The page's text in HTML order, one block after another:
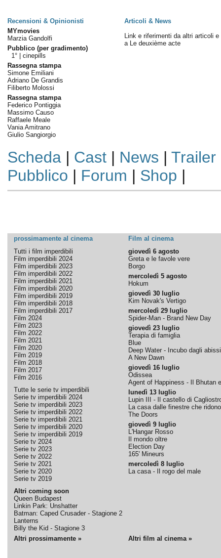
Recensioni & Opinionisti
Articoli & News
MYmovies
Marzia Gandolfi
Pubblico (per gradimento)
1° | cinepills
Rassegna stampa
Simone Emiliani
Adriano De Grandis
Filiberto Molossi
Rassegna stampa
Federico Pontiggia
Massimo Causo
Raffaele Meale
Vania Amitrano
Giulio Sangiorgio
Link e riferimenti da altri articoli e
a Le deuxième acte
Scheda| Cast| News | Trailer
Pubblico | Forum | Shop |
prossimamente al cinema
Film al cinema
Tutti i film imperdibili
Film imperdibili 2024
Film imperdibili 2023
Film imperdibili 2022
Film imperdibili 2021
Film imperdibili 2020
Film imperdibili 2019
Film imperdibili 2018
Film imperdibili 2017
Film 2024
Film 2023
Film 2022
Film 2021
Film 2020
Film 2019
Film 2018
Film 2017
Film 2016
Tutte le serie tv imperdibili
Serie tv imperdibili 2024
Serie tv imperdibili 2023
Serie tv imperdibili 2022
Serie tv imperdibili 2021
Serie tv imperdibili 2020
Serie tv imperdibili 2019
Serie tv 2024
Serie tv 2023
Serie tv 2022
Serie tv 2021
Serie tv 2020
Serie tv 2019
Altri coming soon
Queen Budapest
Linkin Park: Unshatter
Batman: Caped Crusader - Stagione 2
Lanterns
Billy the Kid - Stagione 3
giovedì 6 agosto
Greta e le favole vere
Borgo
mercoledì 5 agosto
Hokum
giovedì 30 luglio
Kim Novak's Vertigo
mercoledì 29 luglio
Spider-Man - Brand New Day
giovedì 23 luglio
Terapia di famiglia
Blue
Deep Water - Incubo dagli abissi
A New Dawn
giovedì 16 luglio
Odissea
Agent of Happiness - Il Bhutan
lunedì 13 luglio
Lupin III - Il castello di
La casa dalle finestre che ridono
The Doors
giovedì 9 luglio
L'Hangar Rosso
Il mondo oltre
Election Day
165' Mineurs
mercoledì 8 luglio
La casa - Il rogo del male
Altri prossimamente » Altri film al cinema »